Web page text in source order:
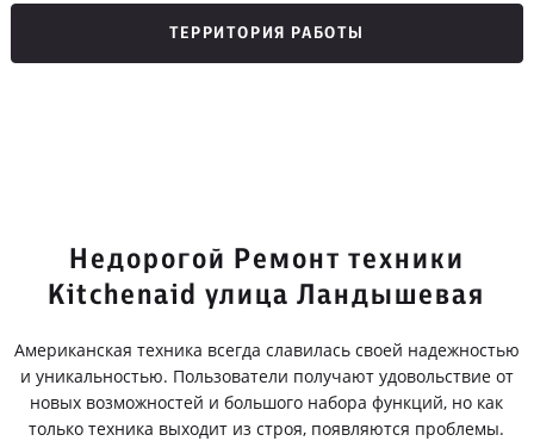
ТЕРРИТОРИЯ РАБОТЫ
Недорогой Ремонт техники
Kitchenaid улица Ландышевая
Американская техника всегда славилась своей надежностью
и уникальностью. Пользователи получают удовольствие от
новых возможностей и большого набора функций, но как
только техника выходит из строя, появляются проблемы.